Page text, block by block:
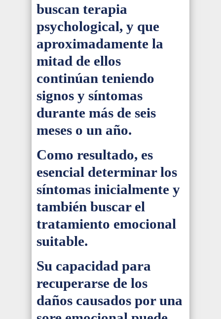
buscan terapia
psychological, y que
aproximadamente la
mitad de ellos
continúan teniendo
signos y síntomas
durante más de seis
meses o un año.
Como resultado, es
esencial determinar los
síntomas inicialmente y
también buscar el
tratamiento emocional
suitable.
Su capacidad para
recuperarse de los
daños causados por una